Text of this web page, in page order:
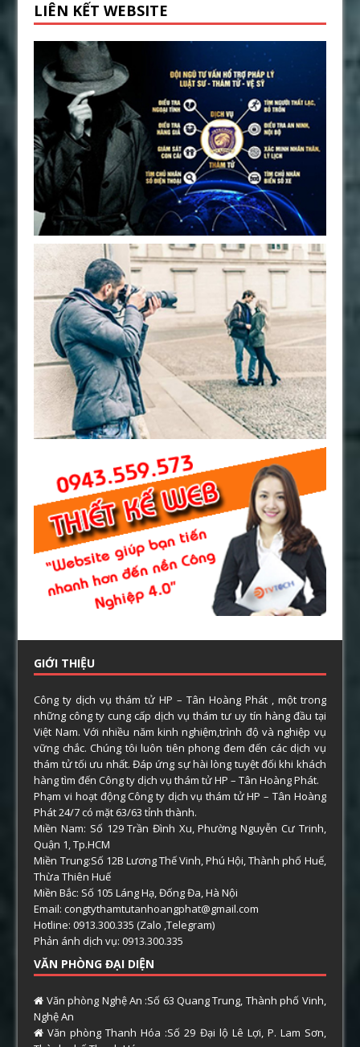
LIÊN KẾT WEBSITE
GIỚI THIỆU
Công ty dịch vụ thám tử HP – Tân Hoàng Phát , một trong
những công ty cung cấp dịch vụ thám tư uy tín hàng đầu tại
Việt Nam. Với nhiều năm kinh nghiệm,trình độ và nghiệp vụ
vững chắc. Chúng tôi luôn tiên phong đem đến các dịch vụ
thám tử tối ưu nhất. Đáp ứng sự hài lòng tuyệt đối khi khách
hàng tìm đến Công ty dịch vụ thám tử HP – Tân Hoàng Phát.
Phạm vi hoạt động Công ty dịch vụ thám tử HP – Tân Hoàng
Phát 24/7 có mặt 63/63 tỉnh thành.
Miền Nam: Số 129 Trần Đình Xu, Phường Nguyễn Cư Trinh,
Quận 1, Tp.HCM
Miền Trung:Số 12B Lương Thế Vinh, Phú Hội, Thành phố Huế,
Thừa Thiên Huế
Miền Bắc: Số 105 Láng Hạ, Đống Đa, Hà Nội
Email: congtythamtutanhoangphat@gmail.com
Hotline: 0913.300.335 (Zalo ,Telegram)
Phản ánh dịch vụ: 0913.300.335
VĂN PHÒNG ĐẠI DIỆN
Văn phòng Nghệ An :Số 63 Quang Trung, Thành phố Vinh,
Nghệ An
Văn phòng Thanh Hóa :Số 29 Đại lộ Lê Lợi, P. Lam Sơn,